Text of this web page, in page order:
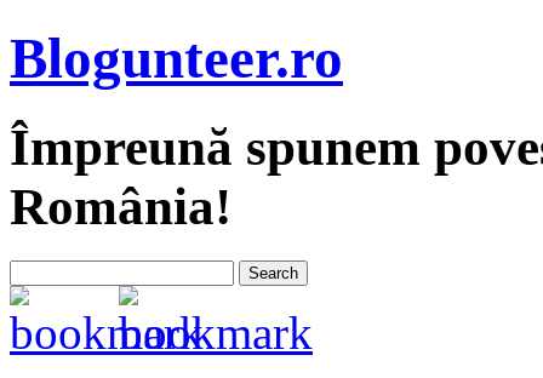
Blogunteer.ro
Împreună spunem
România!